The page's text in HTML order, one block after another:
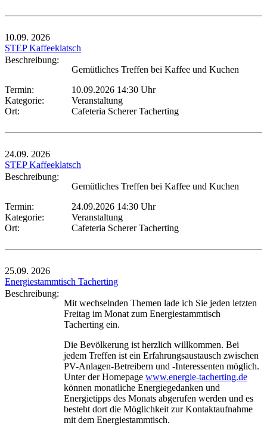
10.09. 2026
STEP Kaffeeklatsch
Beschreibung:
Gemütliches Treffen bei Kaffee und Kuchen
Termin:
10.09.2026 14:30 Uhr
Kategorie:
Veranstaltung
Ort:
Cafeteria Scherer Tacherting
24.09. 2026
STEP Kaffeeklatsch
Beschreibung:
Gemütliches Treffen bei Kaffee und Kuchen
Termin:
24.09.2026 14:30 Uhr
Kategorie:
Veranstaltung
Ort:
Cafeteria Scherer Tacherting
25.09. 2026
Energiestammtisch Tacherting
Beschreibung:
Mit wechselnden Themen lade ich Sie jeden letzten
Freitag im Monat zum Energiestammtisch
Tacherting ein.
Die Bevölkerung ist herzlich willkommen. Bei
jedem Treffen ist ein Erfahrungsaustausch zwischen
PV-Anlagen-Betreibern und -Interessenten möglich.
Unter der Homepage www.energie-tacherting.de
können monatliche Energiegedanken und
Energietipps des Monats abgerufen werden und es
besteht dort die Möglichkeit zur Kontaktaufnahme
mit dem Energiestammtisch.